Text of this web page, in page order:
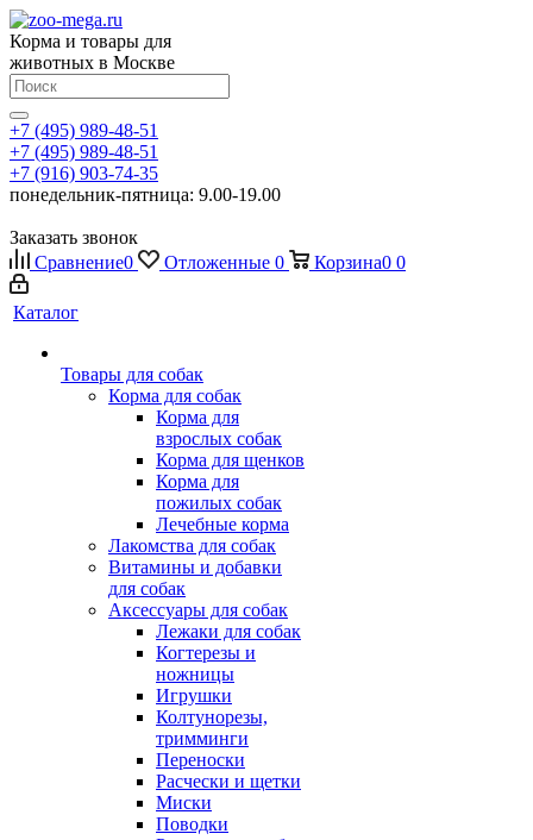
Корма и товары для
животных в Москве
+7 (495) 989-48-51
+7 (495) 989-48-51
+7 (916) 903-74-35
понедельник-пятница: 9.00-19.00
Заказать звонок
Сравнение0 Отложенные 0 Корзина0 0
Каталог
Товары для собак
Корма для собак
Корма для
взрослых собак
Корма для щенков
Корма для
пожилых собак
Лечебные корма
Лакомства для собак
Витамины и добавки
для собак
Аксессуары для собак
Лежаки для собак
Когтерезы и
ножницы
Игрушки
Колтунорезы,
тримминги
Переноски
Расчески и щетки
Миски
Поводки